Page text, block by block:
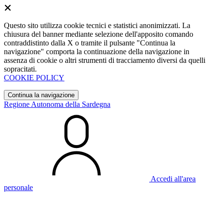
Questo sito utilizza cookie tecnici e statistici anonimizzati. La
chiusura del banner mediante selezione dell'apposito comando
contraddistinto dalla X o tramite il pulsante "Continua la
navigazione" comporta la continuazione della navigazione in
assenza di cookie o altri strumenti di tracciamento diversi da quelli
sopracitati.
COOKIE POLICY
Continua la navigazione
Regione Autonoma della Sardegna
Accedi all'area
personale